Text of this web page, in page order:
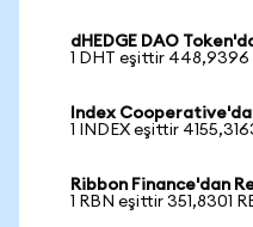
dHEDGE DAO
1 DHT eşittir 448,9396
Index
1 INDEX eşittir
Ribbon Finance'dan
1 RBN eşittir 351,8301